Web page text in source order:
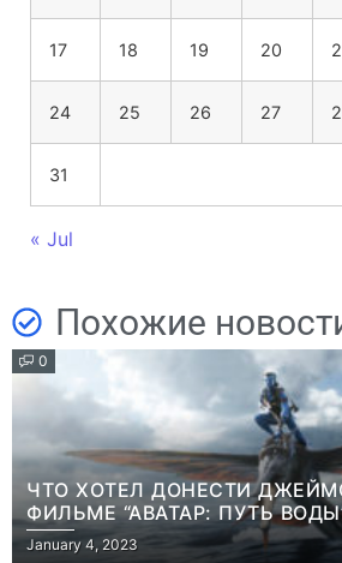
17 18 19 20
24 25 26 27
31
« Jul
Похожие
0
ЧТО ХОТЕЛ ДОНЕСТИ
ФИЛЬМЕ “АВАТАР: ПУТЬ
January 4, 2023